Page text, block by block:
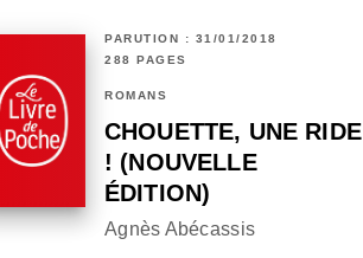
PARUTION : 31/01/2018
288 PAGES
ROMANS
CHOUETTE, UNE RIDE
! (NOUVELLE
ÉDITION)
Agnès Abécassis